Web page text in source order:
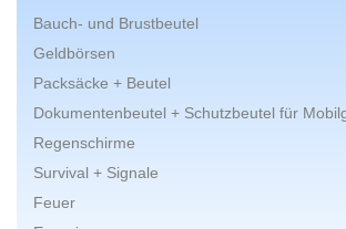
Bauch- und Brustbeutel
Geldbörsen
Packsäcke + Beutel
Dokumentenbeutel + Schutzbeutel für
Regenschirme
Survival + Signale
Feuer